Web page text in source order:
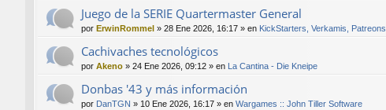
Juego de la SERIE Quartermaster General
por ErwinRommel » 28 Ene 2026, 16:17 » en KickStarters, Verkamis, Patreons
Cachivaches tecnológicos
por Akeno » 24 Ene 2026, 09:12 » en La Cantina - Die Kneipe
Donbas '43 y más información
por DanTGN » 10 Ene 2026, 16:17 » en Wargames :: John Tiller Software